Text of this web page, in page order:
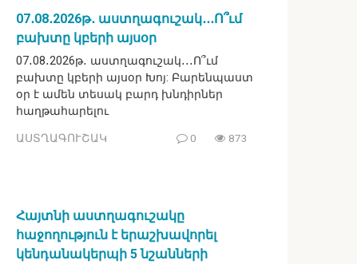
07․08․2026թ․ աստղագուշակ․․․Ո՞ւմ
բախտը կբերի այսօր
07․08․2026թ․ աստղագուշակ․․․Ո՞ւմ
բախտը կբերի այսօր Խոյ: Բարենպաստ
օր է ամեն տեսակ բարդ խնդիրներ
հաղթահարելու
ԱՍՏՂԱԳՈՒՇԱԿ 0 873
Հայտնի աստղագուշակը
հաջողություն է երաշխավորել
կենդանակերպի 5 նշանների